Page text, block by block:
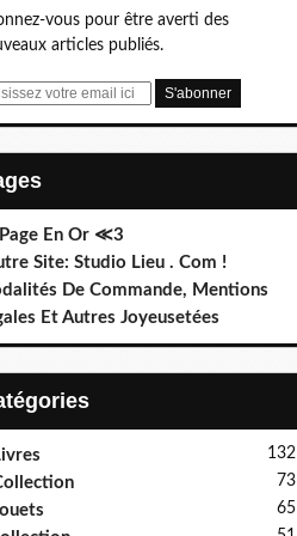
vous pour être averti des
articles publiés.
Page En Or ≪3
Site: Studio Lieu . Com !
De Commande, Mentions
Et Autres Joyeusetées
132
73
65